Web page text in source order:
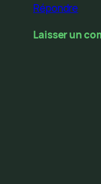
Répondre
Laisser un